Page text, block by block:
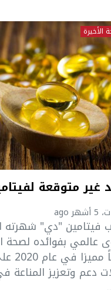
الأخيرة
غير متوقعة
فيتامين "دي" شهرته
عالمي بفوائده لصحة
دعم وتعزيز المناعة